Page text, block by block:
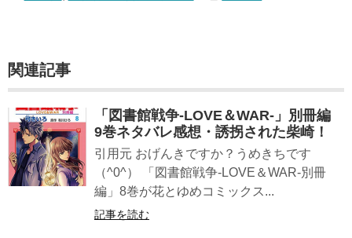
関連記事
「図書館戦争-LOVE＆WAR-」別冊編
9巻ネタバレ感想・誘拐された柴崎！
引用元 おげんきですか？うめきちです
（^0^） 「図書館戦争-LOVE＆WAR-別冊
編」8巻が花とゆめコミックス...
記事を読む